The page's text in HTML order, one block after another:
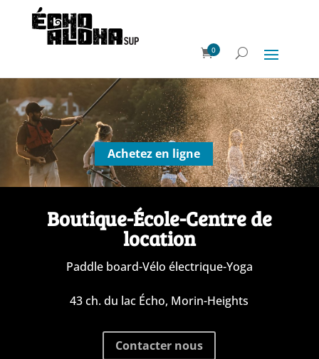
0
Achetez en ligne
Boutique-École-Centre de
location
Paddle board-Vélo électrique-Yoga
43 ch. du lac Écho, Morin-Heights
Contacter nous